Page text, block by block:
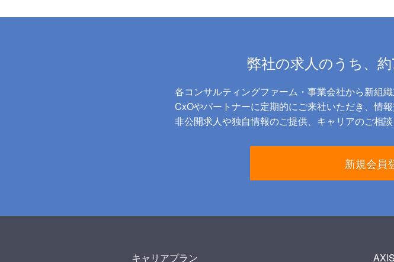
弊社の求人のうち、約
各コンサルティングファーム・事業会社から新組
CxOやパートナーに定期的にご来社いただき、情報
非公開求人や独自情報のご提供、キャリアのご相
新規会員
キャリアプラン